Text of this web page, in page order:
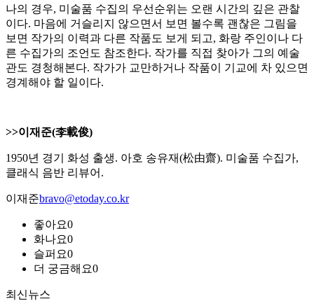
나의 경우, 미술품 수집의 우선순위는 오랜 시간의 깊은 관찰
이다. 마음에 거슬리지 않으면서 보면 볼수록 괜찮은 그림을
보면 작가의 이력과 다른 작품도 보게 되고, 화랑 주인이나 다
른 수집가의 조언도 참조한다. 작가를 직접 찾아가 그의 예술
관도 경청해본다. 작가가 교만하거나 작품이 기교에 차 있으면
경계해야 할 일이다.
>>이재준(李載俊)
1950년 경기 화성 출생. 아호 송유재(松由齋). 미술품 수집가,
클래식 음반 리뷰어.
이재준bravo@etoday.co.kr
좋아요0
화나요0
슬퍼요0
더 궁금해요0
최신뉴스